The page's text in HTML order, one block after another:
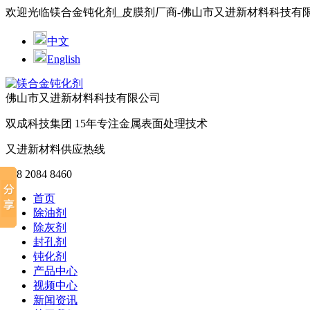
欢迎光临镁合金钝化剂_皮膜剂厂商-佛山市又进新材料科技有
中文
English
佛山市又进新材料科技有限公司
双成科技集团 15年专注金属表面处理技术
又进新材料供应热线
188 2084 8460
首页
除油剂
除灰剂
封孔剂
钝化剂
产品中心
视频中心
新闻资讯